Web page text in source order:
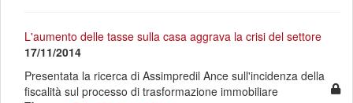
L'aumento delle tasse sulla casa aggrava la crisi del settore
17/11/2014
Presentata la ricerca di Assimpredil Ance sull'incidenza della
fiscalità sul processo di trasformazione immobiliare